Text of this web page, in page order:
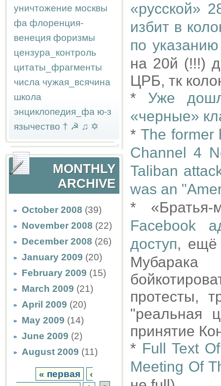
уничтожение москвы
фа флоренция-
венеция форизмы
цензура_контроль
цитаты_фрагменты
числа чужая_всячина
школа
энциклопедия_фа ю-з
язычество † ☭ ♫ ✡
MONTHLY
ARCHIVE
October 2008 (39)
November 2008 (22)
December 2008 (26)
January 2009 (20)
February 2009 (15)
March 2009 (21)
April 2009 (20)
May 2009 (14)
June 2009 (2)
August 2009 (11)
« первая
‹
«русской»
избит в
по
на 20й (!!!)
ЦРБ, тк
* Уже
«черные»
*The former
Channel 4
Taliban
was an
* «Братья-
Facebook
доступ, ещё
протесты,
"реальная
принятие
* Full Text
Meeting Of